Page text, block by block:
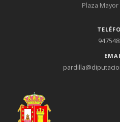
Plaza Mayor